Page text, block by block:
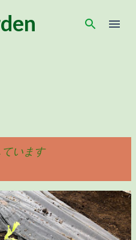
コンテンツに移動
います